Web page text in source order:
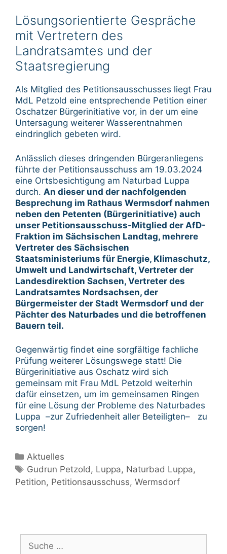
Lösungsorientierte Gespräche
mit Vertretern des
Landratsamtes und der
Staatsregierung
Als Mitglied des Petitionsausschusses liegt Frau
MdL Petzold eine entsprechende Petition einer
Oschatzer Bürgerinitiative vor, in der um eine
Untersagung weiterer Wasserentnahmen
eindringlich gebeten wird.
Anlässlich dieses dringenden Bürgeranliegens
führte der Petitionsausschuss am 19.03.2024
eine Ortsbesichtigung am Naturbad Luppa
durch. An dieser und der nachfolgenden
Besprechung im Rathaus Wermsdorf nahmen
neben den Petenten (Bürgerinitiative) auch
unser Petitionsausschuss-Mitglied der AfD-
Fraktion im Sächsischen Landtag, mehrere
Vertreter des Sächsischen
Staatsministeriums für Energie, Klimaschutz,
Umwelt und Landwirtschaft, Vertreter der
Landesdirektion Sachsen, Vertreter des
Landratsamtes Nordsachsen, der
Bürgermeister der Stadt Wermsdorf und der
Pächter des Naturbades und die betroffenen
Bauern teil.
Gegenwärtig findet eine sorgfältige fachliche
Prüfung weiterer Lösungswege statt! Die
Bürgerinitiative aus Oschatz wird sich
gemeinsam mit Frau MdL Petzold weiterhin
dafür einsetzen, um im gemeinsamen Ringen
für eine Lösung der Probleme des Naturbades
Luppa –zur Zufriedenheit aller Beteiligten– zu
sorgen!
Kategorien
Aktuelles
Schlagwörter
Gudrun Petzold, Luppa, Naturbad Luppa,
Petition, Petitionsausschuss, Wermsdorf
nach: